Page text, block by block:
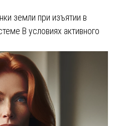
земли при изъятии в
В условиях активного